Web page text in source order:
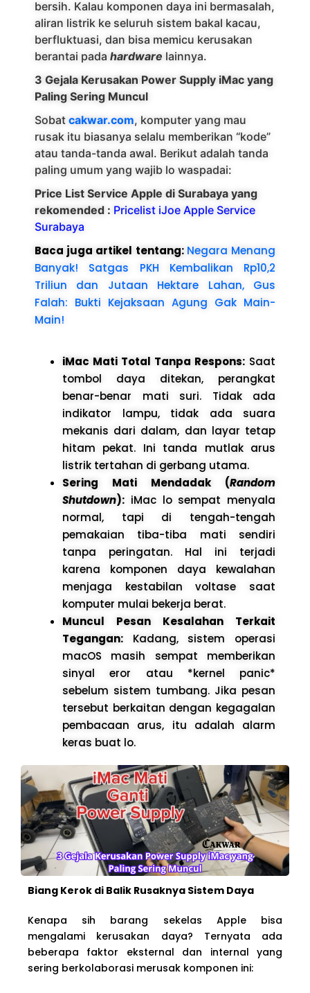
bersih. Kalau komponen daya ini bermasalah,
aliran listrik ke seluruh sistem bakal kacau,
berfluktuasi, dan bisa memicu kerusakan
berantai pada hardware lainnya.
3 Gejala Kerusakan Power Supply iMac yang
Paling Sering Muncul
Sobat cakwar.com, komputer yang mau
rusak itu biasanya selalu memberikan “kode”
atau tanda-tanda awal. Berikut adalah tanda
paling umum yang wajib lo waspadai:
Price List Service Apple di Surabaya yang
rekomended : Pricelist iJoe Apple Service
Surabaya
Baca juga artikel tentang: Negara Menang
Banyak! Satgas PKH Kembalikan Rp10,2
Triliun dan Jutaan Hektare Lahan, Gus
Falah: Bukti Kejaksaan Agung Gak Main-
Main!
iMac Mati Total Tanpa Respons: Saat
tombol daya ditekan, perangkat
benar-benar mati suri. Tidak ada
indikator lampu, tidak ada suara
mekanis dari dalam, dan layar tetap
hitam pekat. Ini tanda mutlak arus
listrik tertahan di gerbang utama.
Sering Mati Mendadak (Random
Shutdown): iMac lo sempat menyala
normal, tapi di tengah-tengah
pemakaian tiba-tiba mati sendiri
tanpa peringatan. Hal ini terjadi
karena komponen daya kewalahan
menjaga kestabilan voltase saat
komputer mulai bekerja berat.
Muncul Pesan Kesalahan Terkait
Tegangan: Kadang, sistem operasi
macOS masih sempat memberikan
sinyal eror atau *kernel panic*
sebelum sistem tumbang. Jika pesan
tersebut berkaitan dengan kegagalan
pembacaan arus, itu adalah alarm
keras buat lo.
Biang Kerok di Balik Rusaknya Sistem Daya
Kenapa sih barang sekelas Apple bisa
mengalami kerusakan daya? Ternyata ada
beberapa faktor eksternal dan internal yang
sering berkolaborasi merusak komponen ini: